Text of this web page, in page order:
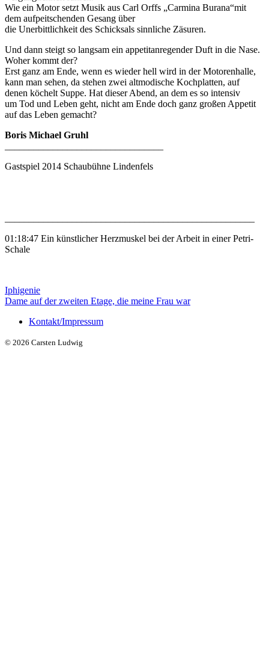
Wie ein Motor setzt Musik aus Carl Orffs „Carmina Burana“mit
dem aufpeitschenden Gesang über
die Unerbittlichkeit des Schicksals sinnliche Zäsuren.
Und dann steigt so langsam ein appetitanregender Duft in die Nase.
Woher kommt der?
Erst ganz am Ende, wenn es wieder hell wird in der Motorenhalle,
kann man sehen, da stehen zwei altmodische Kochplatten, auf
denen köchelt Suppe. Hat dieser Abend, an dem es so intensiv
um Tod und Leben geht, nicht am Ende doch ganz großen Appetit
auf das Leben gemacht?
Boris Michael Gruhl
Gastspiel 2014 Schaubühne Lindenfels
01:18:47 Ein künstlicher Herzmuskel bei der Arbeit in einer Petri-
Schale
Beitragsnavigation
Iphigenie
Dame auf der zweiten Etage, die meine Frau war
Kontakt/Impressum
© 2026 Carsten Ludwig